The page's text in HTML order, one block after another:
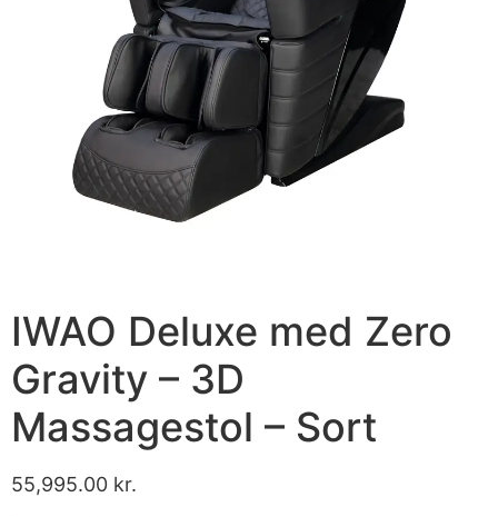
IWAO Deluxe med Zero
Gravity – 3D
Massagestol – Sort
55,995.00 kr.